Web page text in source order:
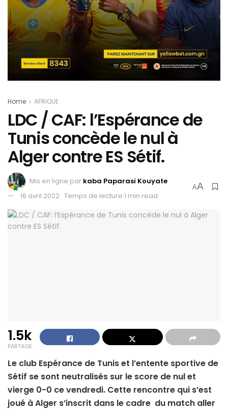
Home AFRIQUE
LDC / CAF: l’Espérance de
Tunis concède le nul à
Alger contre ES Sétif.
Mis en ligne par kaba Paparasi Kouyate
16 avril 2022 Temps de lecture:1 min read
AA
1.5k
PARTAGE
Le club Espérance de Tunis et l’entente sportive de
Sétif se sont neutralisés sur le score de nul et
vierge 0-0 ce vendredi. Cette rencontre qui s’est
joué à Alger s’inscrit dans le cadre du match aller